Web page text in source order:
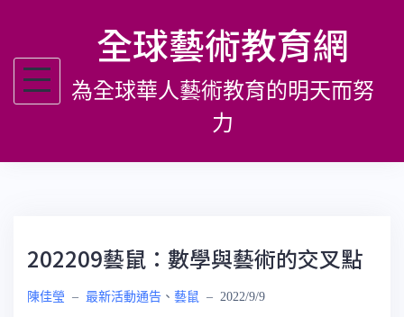
主
全球藝術教育網
為全球華人藝術教育的明天而努
力
202209藝鼠：數學與藝術的交叉點
陳佳瑩 – 最新活動通告 、 藝鼠 – 2022/9/9